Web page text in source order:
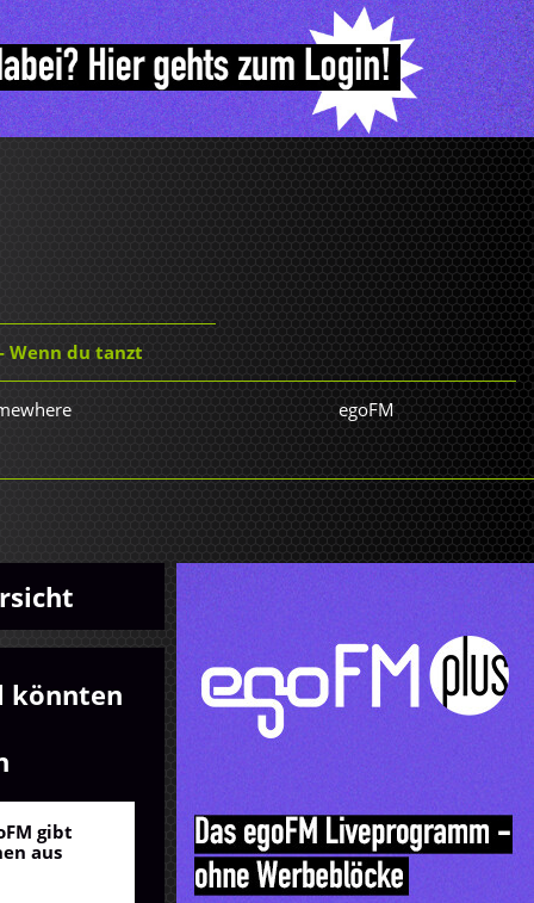
Wenn du tanzt
egoFM
könnten
gibt
aus